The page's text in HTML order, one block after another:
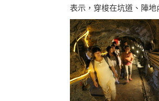
表示，穿梭在坑道、陣